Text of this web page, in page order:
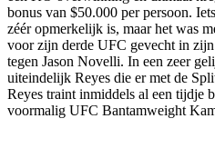
bonus van $50.000 per persoon.
zéér opmerkelijk is, maar het was
voor zijn derde UFC gevecht in
tegen Jason Novelli. In een zeer
uiteindelijk Reyes die er met de
Reyes traint inmiddels al een tijdje
voormalig UFC Bantamweight